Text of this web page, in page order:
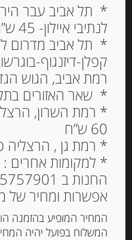
27% שומן PORT SALUT
₪31.00
מחיר ל 100 גרם: 16.76 ש"ח
* תל אביב עבר
לנתיבי איילון- 45 ש”ח
* תל אביב מדרום
קפלן-דיזנגוף-
רמת אביב, הגוש הגדול –
* שאר האזורים בתל
* רמת השרון,
60 ש”ח
* רמת גן , הרצליה
* למקומות אחרים
אפשרות ומחיר של
המחיר המופיע בהזמנה
המשלוח בפועל יהיה